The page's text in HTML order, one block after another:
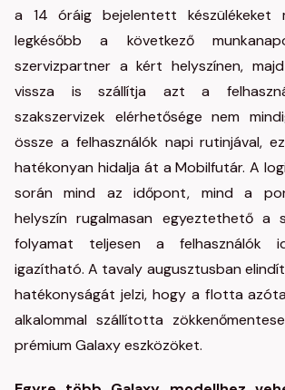
a 14 óráig bejelentett készülékeket
legkésőbb a következő
szervizpartner a kért helyszínen,
vissza is szállítja azt a
szakszervizek elérhetősége nem
össze a felhasználók napi rutinjával,
hatékonyan hidalja át a Mobilfutár. A
során mind az időpont, mind a
helyszín rugalmasan egyeztethető a
folyamat teljesen a felhasználók
igazítható. A tavaly augusztusban
hatékonyságát jelzi, hogy a flotta
alkalommal szállította
prémium Galaxy eszközöket.